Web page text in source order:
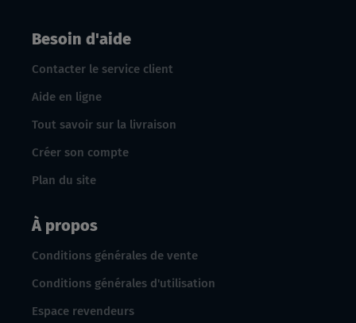
Besoin d'aide
Contacter le service client
Aide en ligne
Tout savoir sur la livraison
Créer son compte
Plan du site
À propos
Conditions générales de vente
Conditions générales d'utilisation
Espace revendeurs